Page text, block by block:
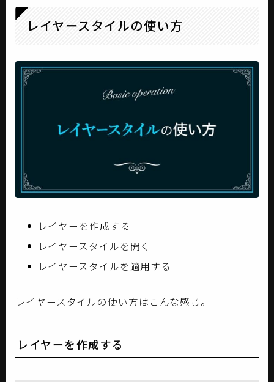
レイヤースタイルの使い方
レイヤーを作成する
レイヤースタイルを開く
レイヤースタイルを適用する
レイヤースタイルの使い方はこんな感じ。
レイヤーを作成する